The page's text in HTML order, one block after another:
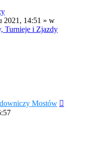
2021, 14:51 » w
Turnieje i Zjazdy
Mostów